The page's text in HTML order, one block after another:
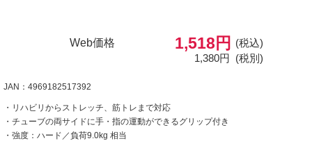
Web価格 1,518円
(税込)
1,380円 (税別)
JAN：4969182517392
・リハビリからストレッチ、筋トレまで対応
・チューブの両サイドに手・指の運動ができるグリップ付き
・強度：ハード／負荷9.0kg 相当